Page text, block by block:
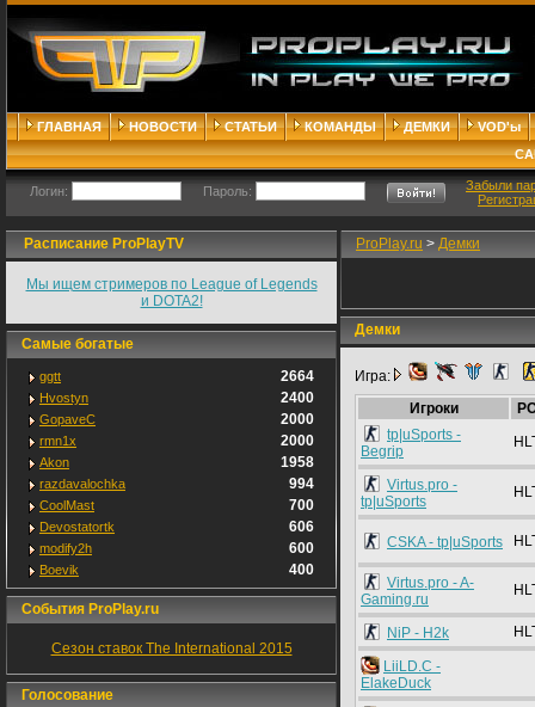
ГЛАВНАЯ НОВОСТИ СТАТЬИ КОМАНДЫ ДЕМКИ
VOD'ы
Логин: Пароль:
Забыли
Расписание ProPlayTV
Мы ищем стримеров по League of Legends
и DOTA2!
Самые богатые
ggtt 2664
Hvostyn 2400
GopaveC 2000
rmn1x 2000
Akon 1958
razdavalochka 994
CoolMast 700
Devostatortk 606
modify2h 600
Boevik 400
События ProPlay.ru
Сезон ставок The International 2015
Голосование
ProPlay.ru > Демки
Демки
Игра:
Игроки
tp|uSports -
Begrip
Virtus.pro -
tp|uSports
CSKA - tp|uSports
Virtus.pro - A-
Gaming.ru
NiP - H2k
LiiLD.C -
ElakeDuck